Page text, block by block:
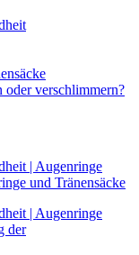
verschlimmern?
| Augenringe
und Tränensäcke
| Augenringe
der